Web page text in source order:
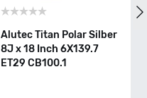
Alutec Titan Polar Silber
8J x 18 Inch 6X139.7
ET29 CB100.1